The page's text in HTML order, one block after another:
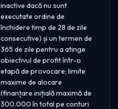
inactive dacă nu sunt
executate ordine de
închidere timp de 28 de zile
consecutive) și un termen de
365 de zile pentru a atinge
obiectivul de profit într-o
etapă de provocare; limite
maxime de alocare
(finanțare inițială maximă de
300.000 în total pe conturi